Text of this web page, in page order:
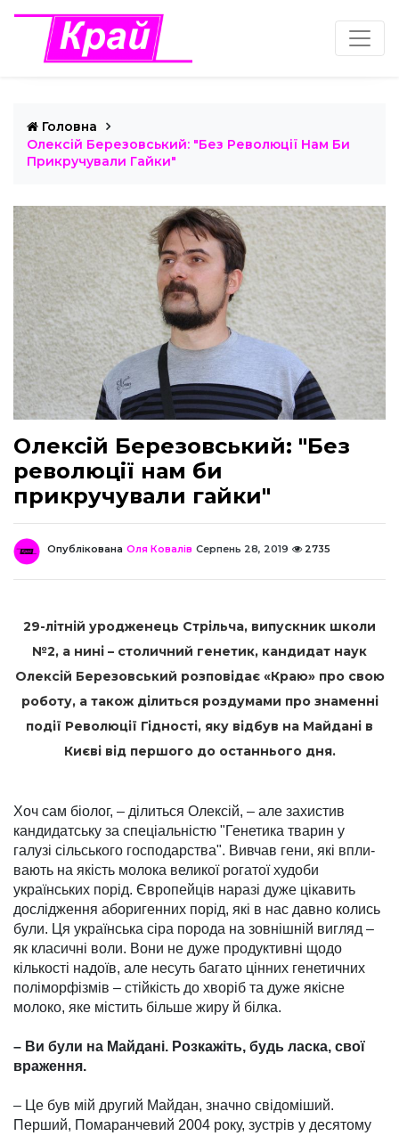
Головна
Олексій Березовський: "Без Революції Нам Би
Прикручували Гайки"
Олексій Березовський: "Без
революції нам би
прикручували гайки"
Опублікована Оля Ковалів Серпень 28, 2019 2735
29-літній уродженець Стрільча, випускник школи
№2, а нині – столичний генетик, кандидат наук
Олексій Березовський розповідає «Краю» про свою
роботу, а також ділиться роздумами про знаменні
події Революції Гідності, яку відбув на Майдані в
Києві від першого до останнього дня.
Хоч сам біолог, – ділиться Олексій, – але захистив
кандидатську за спеціаль­ністю "Генетика тварин у
галузі сільського госпо­дар­ства". Вивчав гени, які впли­
вають на якість молока великої рогатої худоби
українських порід. Європейців наразі дуже цікавить
дослідження абори­генних порід, які в нас давно колись
були. Ця українська сіра порода на зовнішній вигляд –
як класичні воли. Вони не дуже продуктивні щодо
кількості надоїв, але несуть багато цінних генетичних
поліморфізмів – стійкість до хворіб та дуже якісне
молоко, яке містить більше жиру й білка.
– Ви були на Майдані. Розкажіть, будь ласка, свої
враження.
– Це був мій другий Майдан, значно свідоміший.
Перший, Помаранчевий 2004 року, зу­стрів у десятому